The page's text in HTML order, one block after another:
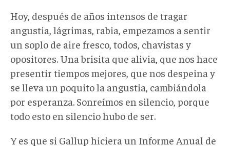
Hoy, después de años intensos de tragar
angustia, lágrimas, rabia, empezamos a sentir
un soplo de aire fresco, todos, chavistas y
opositores. Una brisita que alivia, que nos hace
presentir tiempos mejores, que nos despeina y
se lleva un poquito la angustia, cambiándola
por esperanza. Sonreímos en silencio, porque
todo esto en silencio hubo de ser.
Y es que si Gallup hiciera un Informe Anual de